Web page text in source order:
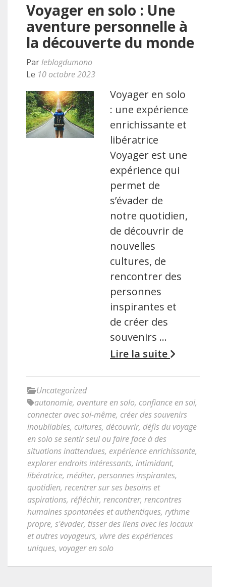
Voyager en solo : Une
aventure personnelle à
la découverte du monde
Parleblogdumono
Le 10 octobre 2023
Voyager en solo
: une expérience
enrichissante et
libératrice
Voyager est une
expérience qui
permet de
s’évader de
notre quotidien,
de découvrir de
nouvelles
cultures, de
rencontrer des
personnes
inspirantes et
de créer des
souvenirs …
Lire la suite
Uncategorized
autonomie, aventure en solo, confiance en soi,
connecter avec soi-même, créer des souvenirs
inoubliables, cultures, découvrir, défis du voyage
en solo se sentir seul ou faire face à des
situations inattendues, expérience enrichissante,
explorer endroits intéressants, intimidant,
libératrice, méditer, personnes inspirantes,
quotidien, recentrer sur ses besoins et
aspirations, réfléchir, rencontrer, rencontres
humaines spontanées et authentiques, rythme
propre, s'évader, tisser des liens avec les locaux
et autres voyageurs, vivre des expériences
uniques, voyager en solo